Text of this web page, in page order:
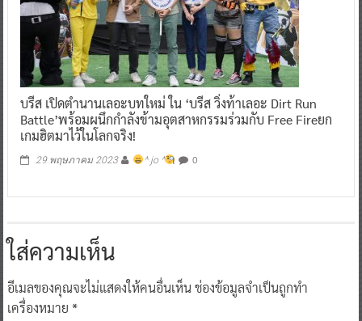
บรีส เปิดตำนานเลอะบทใหม่ ใน ‘บรีส วิ่งท้าเลอะ Dirt Run
Battle’พร้อมผนึกกำลังข้ามอุตสาหกรรมร่วมกับ Free Fireยก
เกมฮิตมาไว้ในโลกจริง!
29 พฤษภาคม 2023 ^ jo ^ 0
ใส่ความเห็น
อีเมลของคุณจะไม่แสดงให้คนอื่นเห็นช่องข้อมูลจำเป็นถูกทำ
เครื่องหมาย *